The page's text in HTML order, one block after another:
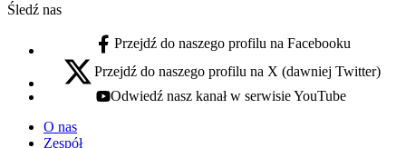
Śledź nas
facebook - otwiera się w nowej karcie
Przejdź do naszego profilu na Facebooku
x - otwiera się w nowej karcie
Przejdź do naszego profilu na X (dawniej Twitter)
youtube - otwiera się w nowej karcie
Odwiedź nasz kanał w serwisie YouTube
O nas
Zespół